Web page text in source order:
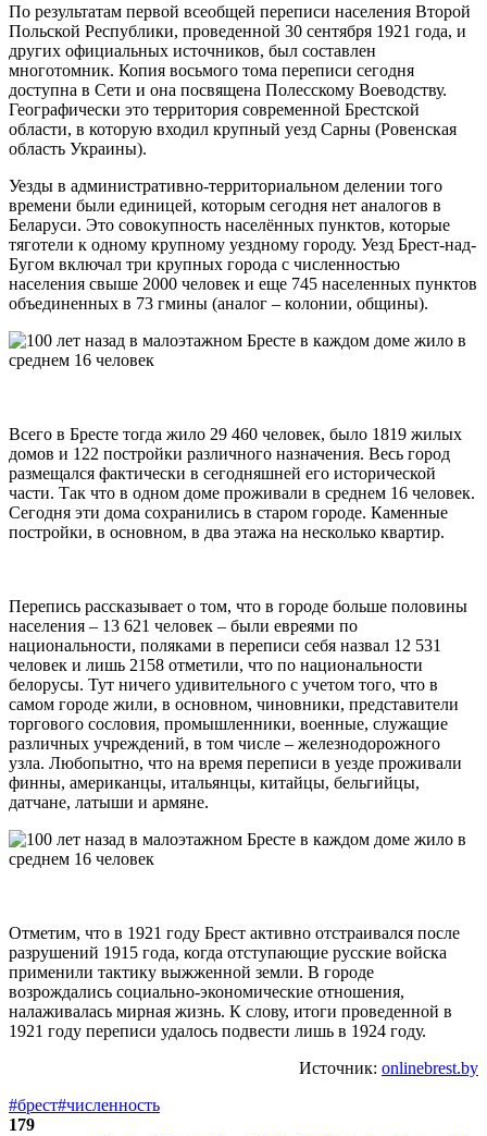
По результатам первой всеобщей переписи населения Второй
Польской Республики, проведенной 30 сентября 1921 года, и
других официальных источников, был составлен
многотомник. Копия восьмого тома переписи сегодня
доступна в Сети и она посвящена Полесскому Воеводству.
Географически это территория современной Брестской
области, в которую входил крупный уезд Сарны (Ровенская
область Украины).
Уезды в административно-территориальном делении того
времени были единицей, которым сегодня нет аналогов в
Беларуси. Это совокупность населённых пунктов, которые
тяготели к одному крупному уездному городу. Уезд Брест-над-
Бугом включал три крупных города с численностью
населения свыше 2000 человек и еще 745 населенных пунктов
объединенных в 73 гмины (аналог – колонии, общины).
Всего в Бресте тогда жило 29 460 человек, было 1819 жилых
домов и 122 постройки различного назначения. Весь город
размещался фактически в сегодняшней его исторической
части. Так что в одном доме проживали в среднем 16 человек.
Сегодня эти дома сохранились в старом городе. Каменные
постройки, в основном, в два этажа на несколько квартир.
Перепись рассказывает о том, что в городе больше половины
населения – 13 621 человек – были евреями по
национальности, поляками в переписи себя назвал 12 531
человек и лишь 2158 отметили, что по национальности
белорусы. Тут ничего удивительного с учетом того, что в
самом городе жили, в основном, чиновники, представители
торгового сословия, промышленники, военные, служащие
различных учреждений, в том числе – железнодорожного
узла. Любопытно, что на время переписи в уезде проживали
финны, американцы, итальянцы, китайцы, бельгийцы,
датчане, латыши и армяне.
Отметим, что в 1921 году Брест активно отстраивался после
разрушений 1915 года, когда отступающие русские войска
применили тактику выжженной земли. В городе
возрождались социально-экономические отношения,
налаживалась мирная жизнь. К слову, итоги проведенной в
1921 году переписи удалось подвести лишь в 1924 году.
Источник: onlinebrest.by
#брест#численность
179